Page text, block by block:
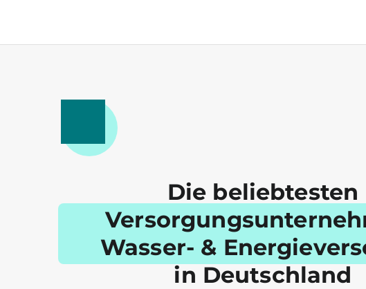
Die beliebtesten
Wasser- &
in Deutschland